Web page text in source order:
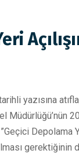
yazısına
Müdürlüğü’nün
Depolama
gerektiğinin